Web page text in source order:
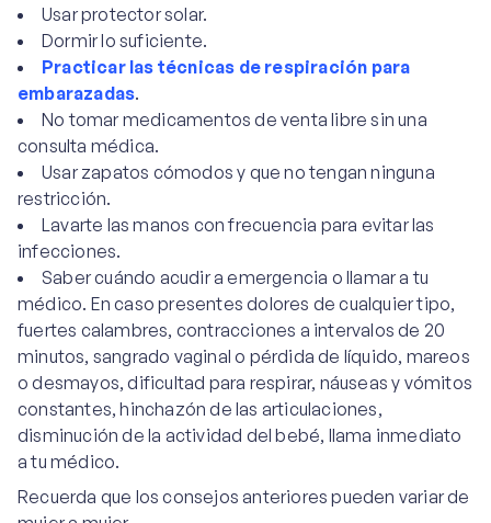
Usar protector solar.
Dormir lo suficiente.
Practicar las técnicas de respiración para
embarazadas.
No tomar medicamentos de venta libre sin una
consulta médica.
Usar zapatos cómodos y que no tengan ninguna
restricción.
Lavarte las manos con frecuencia para evitar las
infecciones.
Saber cuándo acudir a emergencia o llamar a tu
médico. En caso presentes dolores de cualquier tipo,
fuertes calambres, contracciones a intervalos de 20
minutos, sangrado vaginal o pérdida de líquido, mareos
o desmayos, dificultad para respirar, náuseas y vómitos
constantes, hinchazón de las articulaciones,
disminución de la actividad del bebé, llama inmediato
a tu médico.
Recuerda que los consejos anteriores pueden variar de